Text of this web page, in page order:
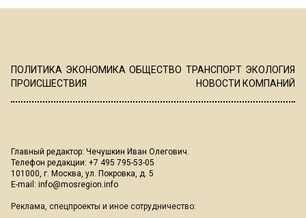
ПОЛИТИКА ЭКОНОМИКА ОБЩЕСТВО ТРАНСПОРТ ЭКОЛОГИЯ
ПРОИСШЕСТВИЯ
НОВОСТИ КОМПАНИЙ
Главный редактор: Чечушкин Иван Олегович.
Телефон редакции: +7 495 795-53-05
101000, г. Москва, ул. Покровка, д. 5
E-mail: info@mosregion.info
Реклама, спецпроекты и иное сотрудничество: